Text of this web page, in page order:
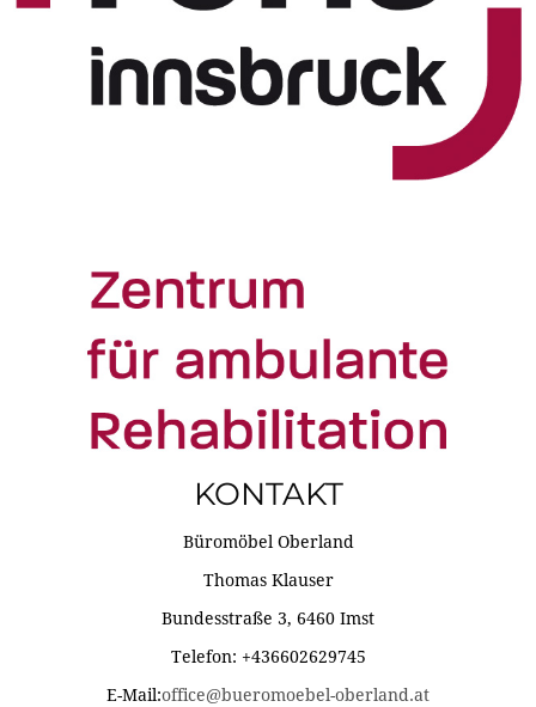
KONTAKT
Büromöbel Oberland
Thomas Klauser
Bundesstraße 3, 6460 Imst
Telefon: +436602629745
E-Mail:office@bueromoebel-oberland.at